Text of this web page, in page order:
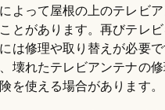
よって屋根の上のテレビ
とがあります。再びテレ
は修理や取り替えが必要
壊れたテレビアンテナの修
を使える場合があります。